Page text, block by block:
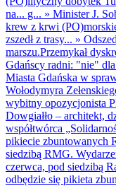
na... g... » Minister J.
krew z krwi
zszedł z trasy... »
marszu.Przemykał
Gdańscy radni: "nie"
Miasta Gdańska w
Wołodymyra
wybitny opozycjonista
Dowgiałło – architekt,
współtwórca
pikiecie zbuntowanych
siedzibą RMG.
czerwca, pod siedzibą
odbędzie się pikieta